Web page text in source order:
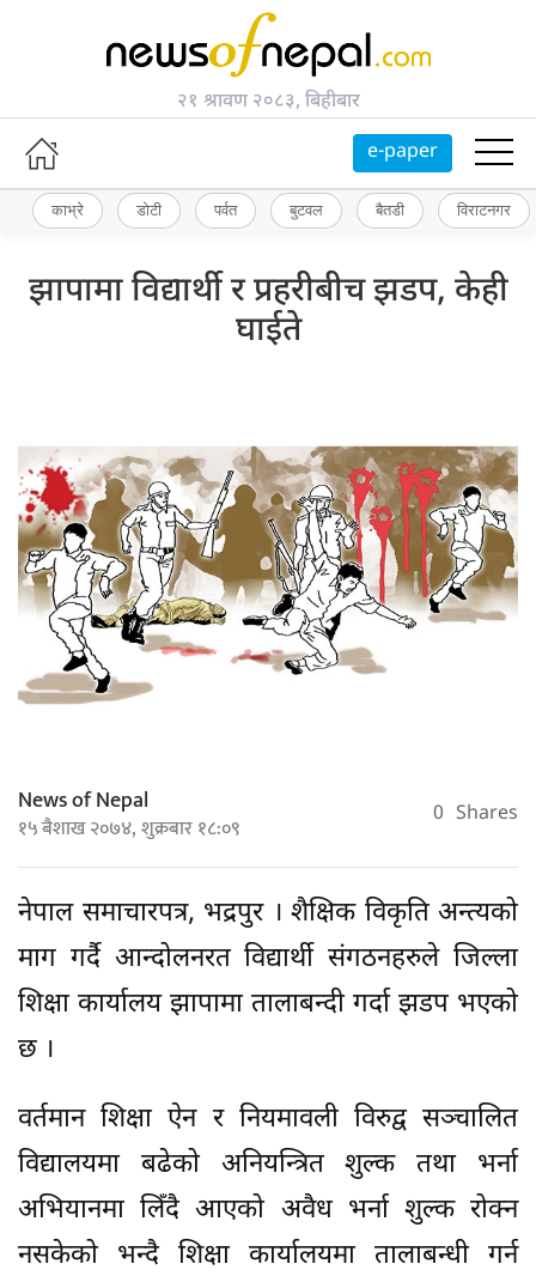
२१ श्रावण २०८३, बिहीबार
e-paper
काभ्रे डोटी पर्वत बुटवल बैतडी विराटनगर
झापामा विद्यार्थी र प्रहरीबीच झडप, केही
घाईते
News of Nepal
१५ बैशाख २०७४, शुक्रबार १८:०९ 0 Shares
नेपाल समाचारपत्र, भद्रपुर । शैक्षिक विकृति अन्त्यको
माग गर्दै आन्दोलनरत विद्यार्थी संगठनहरुले जिल्ला
शिक्षा कार्यालय झापामा तालाबन्दी गर्दा झडप भएको
छ ।
वर्तमान शिक्षा ऐन र नियमावली विरुद्व सञ्चालित
विद्यालयमा बढेको अनियन्त्रित शुल्क तथा भर्ना
अभियानमा लिँदै आएको अवैध भर्ना शुल्क रोक्न
नसकेको भन्दै शिक्षा कार्यालयमा तालाबन्धी गर्न